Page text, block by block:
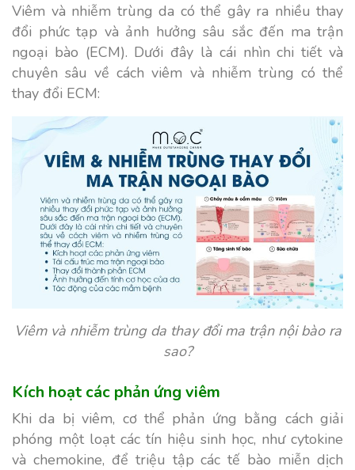
Viêm và nhiễm trùng da có thể gây ra nhiều thay
đổi phức tạp và ảnh hưởng sâu sắc đến ma trận
ngoại bào (ECM). Dưới đây là cái nhìn chi tiết và
chuyên sâu về cách viêm và nhiễm trùng có thể
thay đổi ECM:
Viêm và nhiễm trùng da thay đổi ma trận nội bào ra
sao?
Kích hoạt các phản ứng viêm
Khi da bị viêm, cơ thể phản ứng bằng cách giải
phóng một loạt các tín hiệu sinh học, như cytokine
và chemokine, để triệu tập các tế bào miễn dịch